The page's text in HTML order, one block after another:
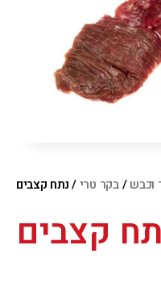
וכבש/בקר טרי/ נתח קצבים
קצבים